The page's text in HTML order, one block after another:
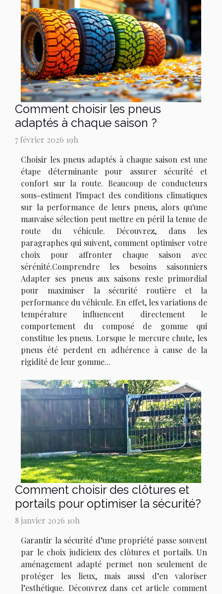
Comment choisir les pneus
adaptés à chaque saison ?
7 février 2026 19h
Choisir les pneus adaptés à chaque saison est une
étape déterminante pour assurer sécurité et
confort sur la route. Beaucoup de conducteurs
sous-estiment l'impact des conditions climatiques
sur la performance de leurs pneus, alors qu'une
mauvaise sélection peut mettre en péril la tenue de
route du véhicule. Découvrez, dans les
paragraphes qui suivent, comment optimiser votre
choix pour affronter chaque saison avec
sérénité.Comprendre les besoins saisonniers
Adapter ses pneus aux saisons reste primordial
pour maximiser la sécurité routière et la
performance du véhicule. En effet, les variations de
température influencent directement le
comportement du composé de gomme qui
constitue les pneus. Lorsque le mercure chute, les
pneus été perdent en adhérence à cause de la
rigidité de leur gomme...
Comment choisir des clôtures et
portails pour optimiser la sécurité?
8 janvier 2026 10h
Garantir la sécurité d’une propriété passe souvent
par le choix judicieux des clôtures et portails. Un
aménagement adapté permet non seulement de
protéger les lieux, mais aussi d’en valoriser
l’esthétique. Découvrez dans cet article comment